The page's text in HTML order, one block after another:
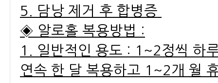
5. 담낭 제거 후 합병증
◈ 알로홀 복용방법 :
1. 일반적인 용도 : 1~2정씩 하
연속 한 달 복용하고 1~2개 월